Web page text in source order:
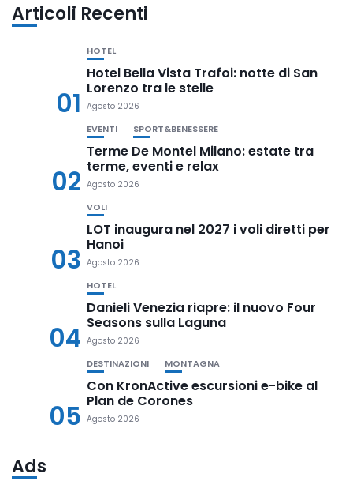
Articoli Recenti
01
HOTEL
Hotel Bella Vista Trafoi: notte di San
Lorenzo tra le stelle
Agosto 2026
02
EVENTI SPORT&BENESSERE
Terme De Montel Milano: estate tra
terme, eventi e relax
Agosto 2026
03
VOLI
LOT inaugura nel 2027 i voli diretti per
Hanoi
Agosto 2026
04
HOTEL
Danieli Venezia riapre: il nuovo Four
Seasons sulla Laguna
Agosto 2026
05
DESTINAZIONI MONTAGNA
Con KronActive escursioni e-bike al
Plan de Corones
Agosto 2026
Ads